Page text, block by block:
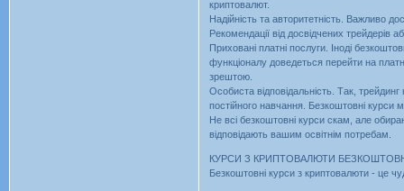
криптовалют.
Надійність та авторитетність. Важливо
Рекомендації від досвідчених трейдерів
Приховані платні послуги. Іноді
функціоналу доведеться перейти на
зрештою.
Особиста відповідальність. Так,
постійного навчання. Безкоштовні курси
Не всі безкоштовні курси скам, але
відповідають вашим освітнім потребам.
КУРСИ З КРИПТОВАЛЮТИ
Безкоштовні курси з криптовалюти - це